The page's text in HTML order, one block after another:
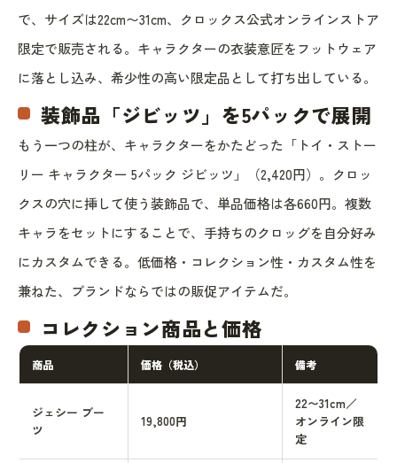
で、サイズは22cm〜31cm、クロックス公式オンラインストア
限定で販売される。キャラクターの衣装意匠をフットウェア
に落とし込み、希少性の高い限定品として打ち出している。
装飾品「ジビッツ」を5パックで展開
もう一つの柱が、キャラクターをかたどった「トイ・ストー
リー キャラクター 5パック ジビッツ」（2,420円）。クロッ
クスの穴に挿して使う装飾品で、単品価格は各660円。複数
キャラをセットにすることで、手持ちのクロッグを自分好み
にカスタムできる。低価格・コレクション性・カスタム性を
兼ねた、ブランドならではの販促アイテムだ。
コレクション商品と価格
商品 価格（税込） 備考
ジェシー ブー
ツ
19,800円
22〜31cm／
オンライン限
定